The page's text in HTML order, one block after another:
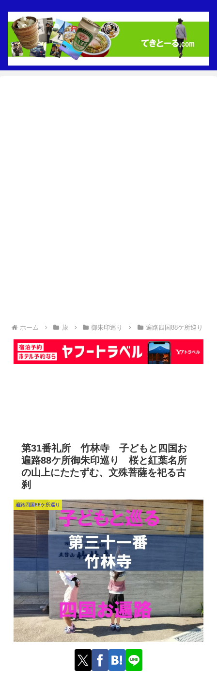
ホーム 旅 御朱印巡り 遍路四国88ケ所巡り
第31番礼所 竹林寺 子どもと四国お
遍路88ケ所御朱印巡り 桜と紅葉名所
の山上にたたずむ、文殊菩薩を祀る古
刹
遍路四国88ケ所巡り